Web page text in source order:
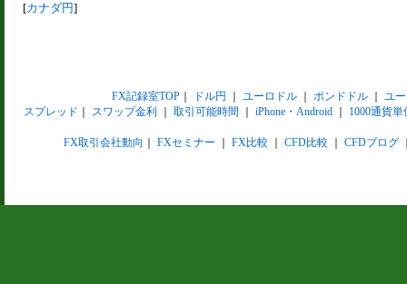
[カナダ円]
FX記録室TOP｜ ドル円 ユーロドル｜ ポンドドル｜ ユ
スプレッド
スワップ金利 取引可能時間 iPhone・Android 1000通貨単
FX取引会社動向 FXセミナー FX比較 CFD比較 CFDブログ